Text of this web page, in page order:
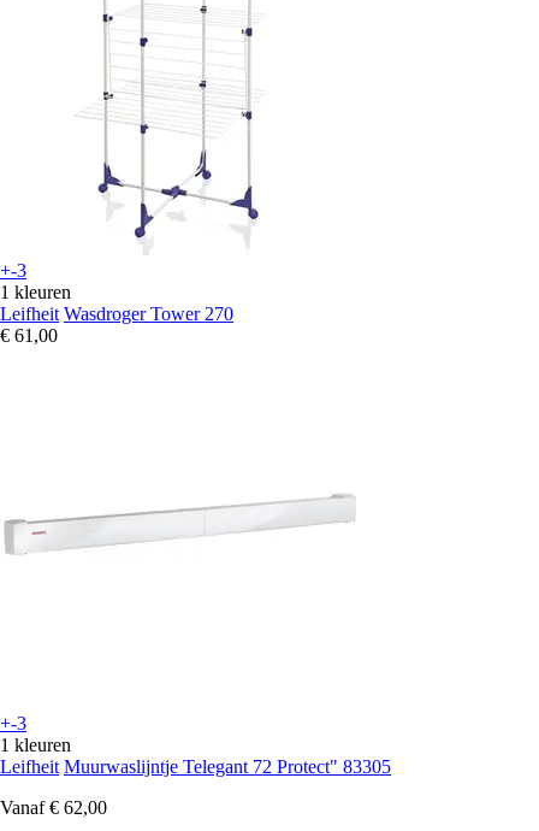
+-3
1 kleuren
Leifheit Wasdroger Tower 270
€ 61,00
+-3
1 kleuren
Leifheit Muurwaslijntje Telegant 72 Protect" 83305
Vanaf € 62,00